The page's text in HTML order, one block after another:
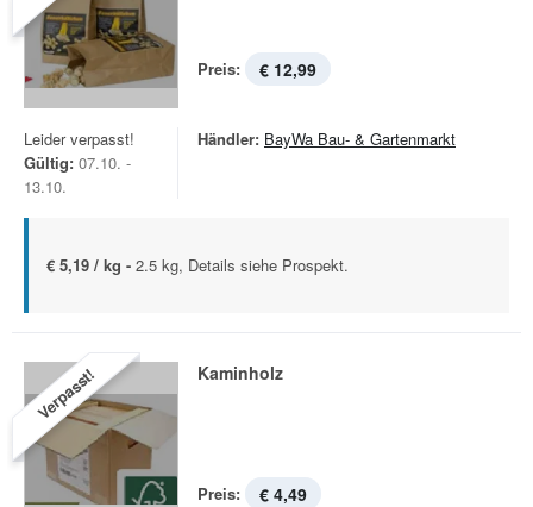
Preis: € 12,99
Leider verpasst!
Gültig: 07.10. -
13.10.
Händler: BayWa Bau- & Gartenmarkt
€ 5,19 / kg - 2.5 kg, Details siehe Prospekt.
Verpasst! Kaminholz
Preis: € 4,49